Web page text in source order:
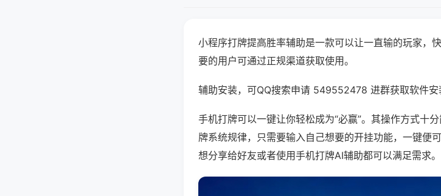
小程序打牌提高胜率辅助是一款可以让一直输的玩家，
要的用户可通过正规渠道获取使用。
辅助安装，可QQ搜索申请 549552478 进群获取软件安
手机打牌可以一键让你轻松成为“必赢”。其操作方式十
牌系统规律，只需要输入自己想要的开挂功能，一键便
想分享给好友或者使用手机打牌AI辅助都可以满足需求。